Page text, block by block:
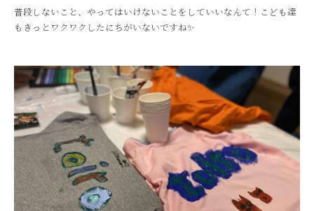
普段しないこと、やってはいけないことをしていいなんて！こども達
もきっとワクワクしたにちがいないですね✨